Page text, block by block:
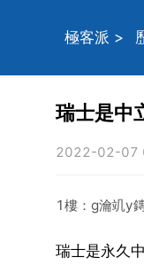
極客派 >
瑞士是中
2022-02-07
1樓：g瀹竌y
瑞士是永久